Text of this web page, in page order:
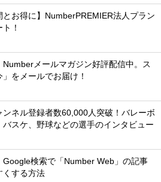
とお得に】NumberPREMIER法人プラン
！
Numberメールマガジン好評配信中。ス
をメールでお届け！
ンネル登録者数60,000人突破！バレーボ
バスケ、野球などの選手のインタビュー
Google検索で「Number Web」の記事
くする方法